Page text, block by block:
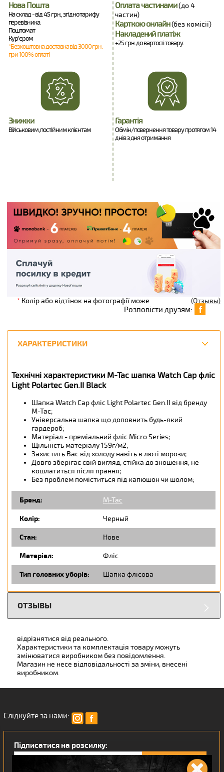
Нова Пошта
На склад - від 45 грн., згідно тарифу
перевізника.
Поштомат
Кур'єром
*Безкоштовна доставка від 3000 грн.
при 100% оплаті
Оплата частинами(до 4
частин)
Карткою онлайн(без комісії)
Накладений платіж
+25 грн. до вартості товару.
Знижки
Військовим, постійним клієнтам
Гарантія
Обмін/повернення товару протягом 14
днів з дня отримання
(Отзывы)
Розповісти друзям:
ХАРАКТЕРИСТИКИ
Технічні характеристики M-Tac шапка Watch Cap фліс
Light Polartec Gen.II Black
Шапка Watch Cap фліс Light Polartec Gen.II від бренду
M-Tac;
Універсальна шапка що доповнить будь-який
гардероб;
Матеріал - преміальний фліс Micro Series;
Щільність матеріалу 159г/м2;
Захистить Вас від холоду навіть в люті морози;
Довго зберігає свій вигляд, стійка до зношення, не
кошлатиться після прання;
Без проблем поміститься під капюшон чи шолом;
Бренд: M-Tac
Колір: Черный
Стан: Нове
Матеріал: Фліс
Тип головних уборів: Шапка флісова
ОТЗЫВЫ
*Колір або відтінок на фотографії може
відрізнятися від реального.
Характеристики та комплектація товару можуть
змінюватися виробником без повідомлення.
Магазин не несе відповідальності за зміни, внесені
виробником.
Слідкуйте за нами:
Підписатися на розсилку: